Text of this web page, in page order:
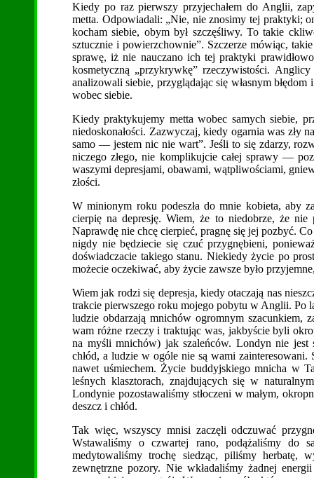
Kiedy po raz pierwszy przyjechałem do Anglii,
metta. Odpowiadali: „Nie, nie znosimy tej praktyki;
kocham siebie, obym był szczęśliwy. To takie
sztucznie i powierzchownie”. Szczerze mówiąc,
sprawę, iż nie nauczano ich tej praktyki
kosmetyczną „przykrywkę” rzeczywistości.
analizowali siebie, przyglądając się własnym
wobec siebie.
Kiedy praktykujemy metta wobec samych siebie,
niedoskonałości. Zazwyczaj, kiedy ogarnia was zły
samo — jestem nic nie wart”. Jeśli to się zdarzy,
niczego złego, nie komplikujcie całej sprawy —
waszymi depresjami, obawami, wątpliwościami,
złości.
W minionym roku podeszła do mnie kobieta, aby
cierpię na depresję. Wiem, że to niedobrze, że
Naprawdę nie chcę cierpieć, pragnę się jej pozbyć.
nigdy nie będziecie się czuć przygnębieni,
doświadczacie takiego stanu. Niekiedy życie po
możecie oczekiwać, aby życie zawsze było
Wiem jak rodzi się depresja, kiedy otaczają nas
trakcie pierwszego roku mojego pobytu w Anglii. Po
ludzie obdarzają mnichów ogromnym szacunkiem,
wam różne rzeczy i traktując was, jakbyście byli
na myśli mnichów) jak szaleńców. Londyn nie jest
chłód, a ludzie w ogóle nie są wami
nawet uśmiechem. Życie buddyjskiego mnicha w
leśnych klasztorach, znajdujących się w
Londynie pozostawaliśmy stłoczeni w małym,
deszcz i chłód.
Tak więc, wszyscy mnisi zaczęli odczuwać
Wstawaliśmy o czwartej rano, podążaliśmy do
medytowaliśmy trochę siedząc, piliśmy herbatę,
zewnętrzne pozory. Nie wkładaliśmy żadnej